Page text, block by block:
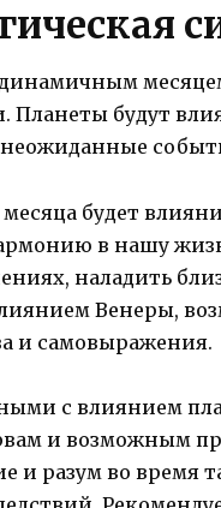
динамичным
Планеты будут
будет
в нашу
наладить
Венеры,
и самовыражения.
с влиянием
и возможным
и разум во время